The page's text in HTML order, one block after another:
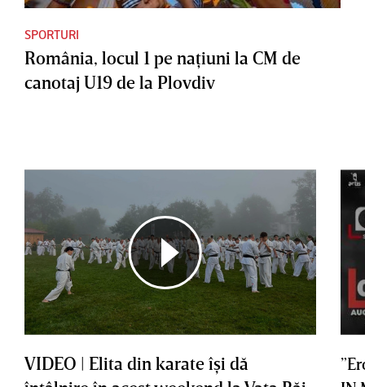
SPORTURI
România, locul 1 pe naţiuni la CM de
canotaj U19 de la Plovdiv
VIDEO | Elita din karate îşi dă